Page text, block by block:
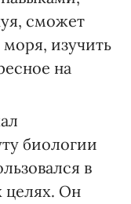
сможет
изучить
на
биологии
в
целях. Он